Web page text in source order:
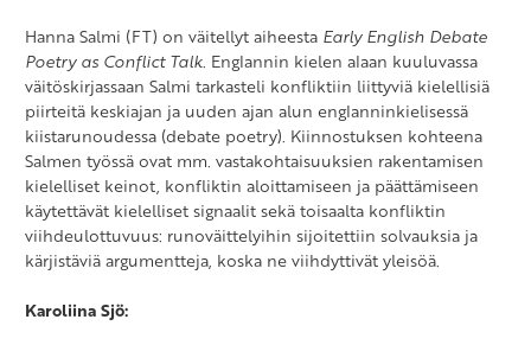
Hanna Salmi (FT) on väitellyt aiheesta Early English Debate
Poetry as Conflict Talk. Englannin kielen alaan kuuluvassa
väitöskirjassaan Salmi tarkasteli konfliktiin liittyviä kielellisiä
piirteitä keskiajan ja uuden ajan alun englanninkielisessä
kiistarunoudessa (debate poetry). Kiinnostuksen kohteena
Salmen työssä ovat mm. vastakohtaisuuksien rakentamisen
kielelliset keinot, konfliktin aloittamiseen ja päättämiseen
käytettävät kielelliset signaalit sekä toisaalta konfliktin
viihdeulottuvuus: runoväittelyihin sijoitettiin solvauksia ja
kärjistäviä argumentteja, koska ne viihdyttivät yleisöä.
Karoliina Sjö: